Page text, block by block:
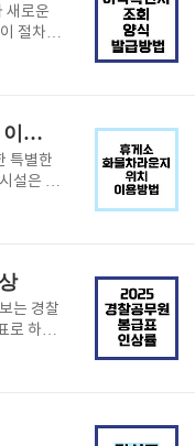
로가
2. 메
원서비
서로
새로운
절차를
및 양식
험 홈
인증서
직확
여
해로
전국 휴게소 화물차 라운지 위치 이용 방법
특별한
설은 화
사에
바일
로공사
로 접
메뉴에
휴게소
는 경찰
로 하여
되었
인상: